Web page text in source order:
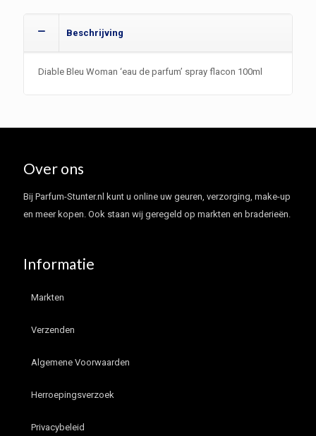
Beschrijving
Diable Bleu Woman ‘eau de parfum’ spray flacon 100ml
Over ons
Bij Parfum-Stunter.nl kunt u online uw geuren, verzorging, make-up
en meer kopen. Ook staan wij geregeld op markten en braderieën.
Informatie
Markten
Verzenden
Algemene Voorwaarden
Herroepingsverzoek
Privacybeleid